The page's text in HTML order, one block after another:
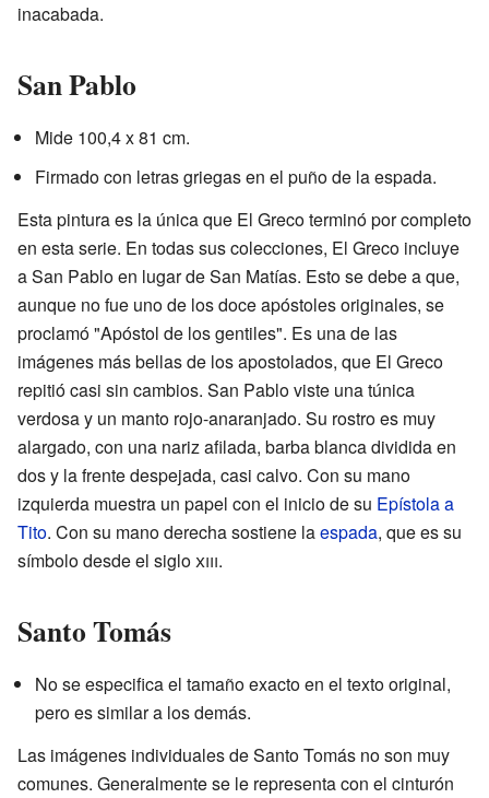
inacabada.
San Pablo
Mide 100,4 x 81 cm.
Firmado con letras griegas en el puño de la espada.
Esta pintura es la única que El Greco terminó por completo
en esta serie. En todas sus colecciones, El Greco incluye
a San Pablo en lugar de San Matías. Esto se debe a que,
aunque no fue uno de los doce apóstoles originales, se
proclamó "Apóstol de los gentiles". Es una de las
imágenes más bellas de los apostolados, que El Greco
repitió casi sin cambios. San Pablo viste una túnica
verdosa y un manto rojo-anaranjado. Su rostro es muy
alargado, con una nariz afilada, barba blanca dividida en
dos y la frente despejada, casi calvo. Con su mano
izquierda muestra un papel con el inicio de su Epístola a
Tito. Con su mano derecha sostiene laespada, que es su
símbolo desde el sigloxiii.
Santo Tomás
No se especifica el tamaño exacto en el texto original,
pero es similar a los demás.
Las imágenes individuales de Santo Tomás no son muy
comunes. Generalmente se le representa con el cinturón